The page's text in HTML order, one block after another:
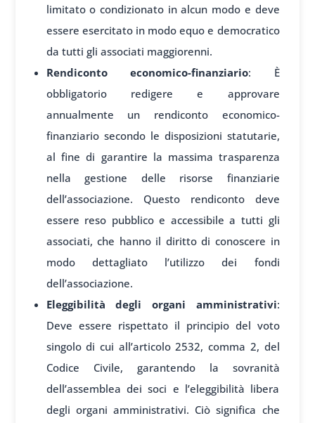
limitato o condizionato in alcun modo e deve
essere esercitato in modo equo e democratico
da tutti gli associati maggiorenni.
Rendiconto economico-finanziario: È
obbligatorio redigere e approvare
annualmente un rendiconto economico-
finanziario secondo le disposizioni statutarie,
al fine di garantire la massima trasparenza
nella gestione delle risorse finanziarie
dell’associazione. Questo rendiconto deve
essere reso pubblico e accessibile a tutti gli
associati, che hanno il diritto di conoscere in
modo dettagliato l’utilizzo dei fondi
dell’associazione.
Eleggibilità degli organi amministrativi:
Deve essere rispettato il principio del voto
singolo di cui all’articolo 2532, comma 2, del
Codice Civile, garantendo la sovranità
dell’assemblea dei soci e l’eleggibilità libera
degli organi amministrativi. Ciò significa che